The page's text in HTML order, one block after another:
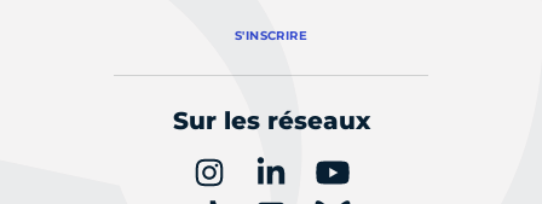
S'INSCRIRE
Sur les réseaux